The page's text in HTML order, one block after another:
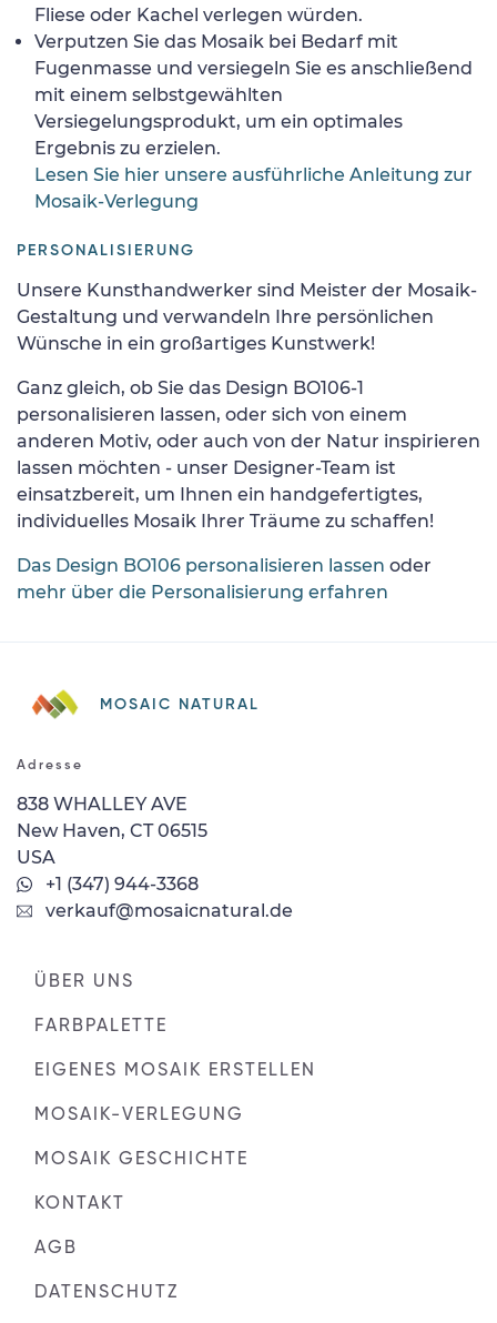
Fliese oder Kachel verlegen würden.
Verputzen Sie das Mosaik bei Bedarf mit
Fugenmasse und versiegeln Sie es anschließend
mit einem selbstgewählten
Versiegelungsprodukt, um ein optimales
Ergebnis zu erzielen.
Lesen Sie hier unsere ausführliche Anleitung zur
Mosaik-Verlegung
PERSONALISIERUNG
Unsere Kunsthandwerker sind Meister der Mosaik-
Gestaltung und verwandeln Ihre persönlichen
Wünsche in ein großartiges Kunstwerk!
Ganz gleich, ob Sie das Design BO106-1
personalisieren lassen, oder sich von einem
anderen Motiv, oder auch von der Natur inspirieren
lassen möchten - unser Designer-Team ist
einsatzbereit, um Ihnen ein handgefertigtes,
individuelles Mosaik Ihrer Träume zu schaffen!
Das Design BO106 personalisieren lassen oder
mehr über die Personalisierung erfahren
MOSAIC NATURAL
Adresse
838 WHALLEY AVE
New Haven, CT 06515
USA
+1 (347) 944-3368
verkauf@mosaicnatural.de
ÜBER UNS
FARBPALETTE
EIGENES MOSAIK ERSTELLEN
MOSAIK-VERLEGUNG
MOSAIK GESCHICHTE
KONTAKT
AGB
DATENSCHUTZ